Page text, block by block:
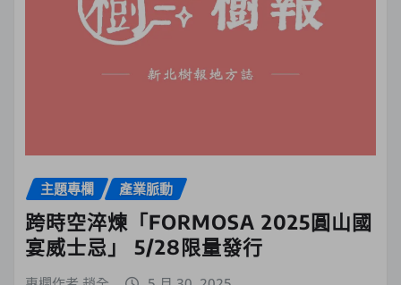
主題專欄 產業脈動
跨時空淬煉「FORMOSA 2025圓山國
宴威士忌」 5/28限量發行